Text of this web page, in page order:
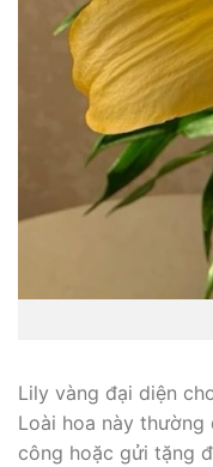
Lily vàng đại diện
Loài hoa này
công hoặc gửi tặng